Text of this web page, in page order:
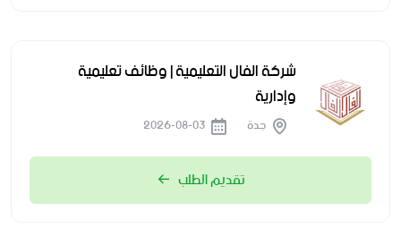
شركة الفال التعليمية | وظائف تعليمية
وإدارية
جدة
تقديم الطلب